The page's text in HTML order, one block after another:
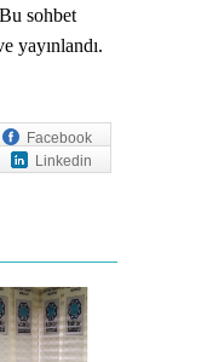
sohbet
yayınlandı.
Facebook
Linkedin